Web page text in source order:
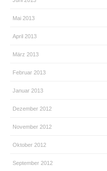
Mai 2013
April 2013
März 2013
Februar 2013
Januar 2013
Dezember 2012
November 2012
Oktober 2012
September 2012